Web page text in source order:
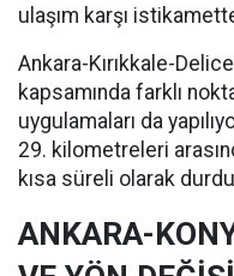
ulaşım karşı
Ankara-Kırıkkale-
kapsamında farklı
uygulamaları da
29. kilometreleri
kısa süreli olarak
ANKARA-